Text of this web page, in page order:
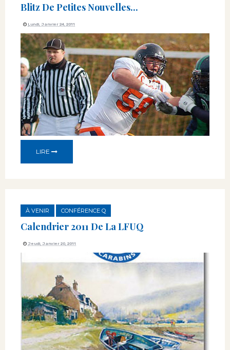
Blitz De Petites Nouvelles...
Lundi, Janvier 24, 2011
LIRE
À VENIR CONFÉRENCE Q
Calendrier 2011 De La LFUQ
Jeudi, Janvier 20, 2011